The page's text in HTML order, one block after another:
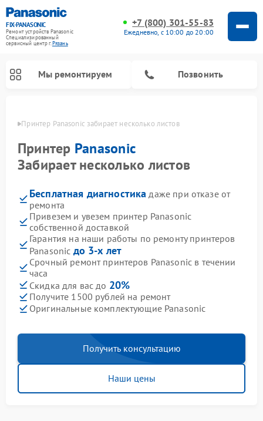
FIX-PANASONIC
Ремонт устройств Panasonic
Специализированный
cервисный центр г.Рязань
+7 (800) 301-55-83
Ежедневно, с 10:00 до 20:00
Мы ремонтируем Позвонить
Принтер Panasonic забирает несколько листов
Принтер Panasonic
Забирает несколько листов
Бесплатная диагностика даже при отказе от
ремонта
Привезем и увезем принтер Panasonic
собственной доставкой
Гарантия на наши работы по ремонту принтеров
Panasonic до 3-х лет
Срочный ремонт принтеров Panasonic в течении
часа
Скидка для вас до 20%
Получите 1500 рублей на ремонт
Оригинальные комплектующие Panasonic
Получить консультацию
Наши цены